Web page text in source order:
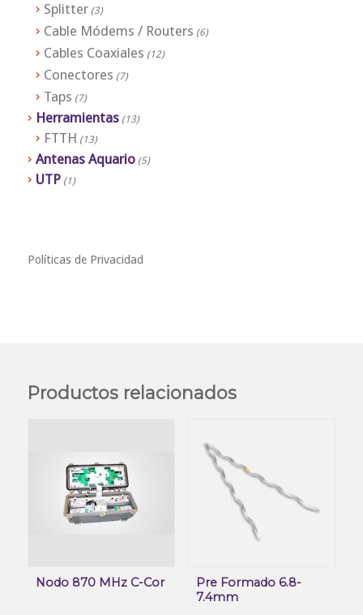
Splitter (3)
Cable Módems / Routers (6)
Cables Coaxiales (12)
Conectores (7)
Taps (7)
Herramientas (13)
FTTH (13)
Antenas Aquario (5)
UTP (1)
Políticas de Privacidad
Productos relacionados
Nodo 870 MHz C-Cor
Pre Formado 6.8-
7.4mm